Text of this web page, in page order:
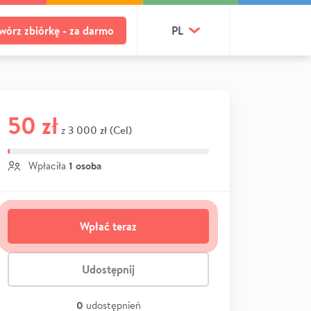
zbiórkę - za darmo PL
50 zł z 3 000 zł (Cel)
Wpłaciła 1 osoba
Wpłać teraz
Udostępnij
0 udostępnień